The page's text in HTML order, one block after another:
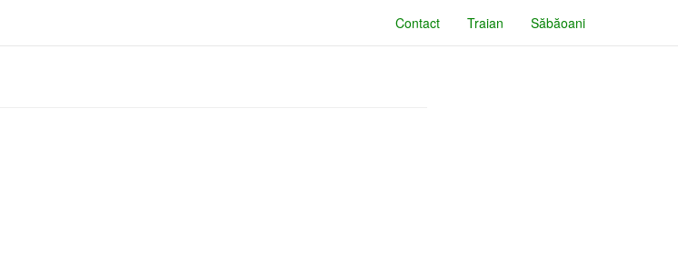
Contact Traian Săbăoani